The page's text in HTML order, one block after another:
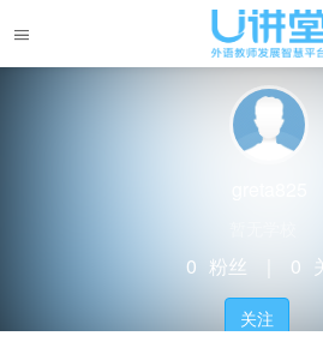
0 粉丝 0
关注